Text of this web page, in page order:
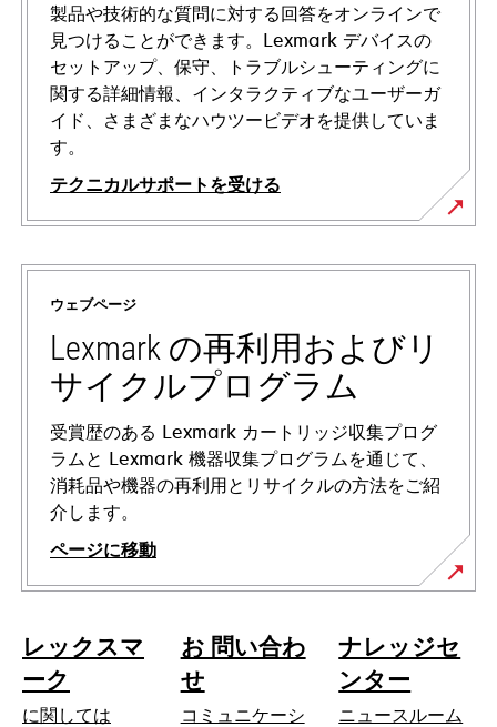
製品や技術的な質問に対する回答をオンラインで
見つけることができます。Lexmark デバイスの
セットアップ、保守、トラブルシューティングに
関する詳細情報、インタラクティブなユーザーガ
イド、さまざまなハウツービデオを提供していま
す。
テクニカルサポートを受ける
新
し
ウェブページ
Lexmark の再利用およびリ
サイクルプログラム
受賞歴のある Lexmark カートリッジ収集プログ
ラムと Lexmark 機器収集プログラムを通じて、
消耗品や機器の再利用とリサイクルの方法をご紹
介します。
ページに移動
レックスマ
ーク
に関しては
お 問い合わ
せ
コミュニケーシ
ナレッジセ
ンター
ニュースルーム